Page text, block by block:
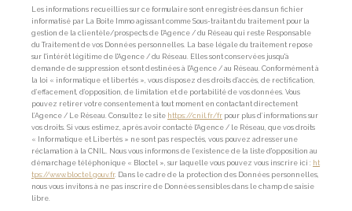
Les informations recueillies sur ce formulaire sont enregistrées dans un fichier
informatisé par La Boite Immo agissant comme Sous-traitant du traitement pour la
gestion de la clientèle/prospects de l'Agence / du Réseau qui reste Responsable
du Traitement de vos Données personnelles. La base légale du traitement repose
sur l'intérêt légitime de l'Agence / du Réseau. Elles sont conservées jusqu'à
demande de suppression et sont destinées à l'Agence / au Réseau. Conformément à
la loi « informatique et libertés », vous disposez des droits d’accès, de rectification,
d’effacement, d’opposition, de limitation et de portabilité de vos données. Vous
pouvez retirer votre consentement à tout moment en contactant directement
l’Agence / Le Réseau. Consultez le site https://cnil.fr/fr pour plus d’informations sur
vos droits. Si vous estimez, après avoir contacté l'Agence / le Réseau, que vos droits
« Informatique et Libertés » ne sont pas respectés, vous pouvez adresser une
réclamation à la CNIL. Nous vous informons de l’existence de la liste d'opposition au
démarchage téléphonique « Bloctel », sur laquelle vous pouvez vous inscrire ici : ht
tps://www.bloctel.gouv.fr. Dans le cadre de la protection des Données personnelles,
nous vous invitons à ne pas inscrire de Données sensibles dans le champ de saisie
libre.